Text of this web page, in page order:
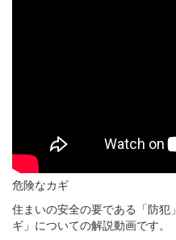
危険なカギ
住まいの安全の要である「防犯
ギ」についての解説動画です。